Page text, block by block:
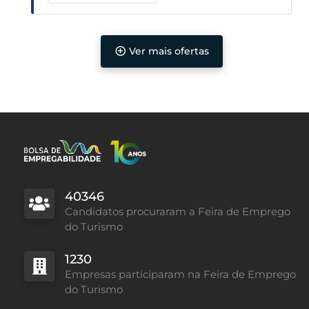
Ver mais ofertas
40346
Candidatos procuraram a Feira de Emprego
do Turismo
1230
Empresas participaram na Feira de Emprego
do Turismo